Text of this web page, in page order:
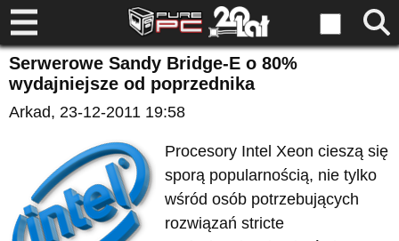
Serwerowe Sandy Bridge-E o 80%
wydajniejsze od poprzednika
Arkad, 23-12-2011 19:58
Procesory Intel Xeon cieszą się
sporą popularnością, nie tylko
wśród osób potrzebujących
rozwiązań stricte